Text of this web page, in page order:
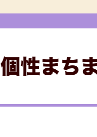
個性まち